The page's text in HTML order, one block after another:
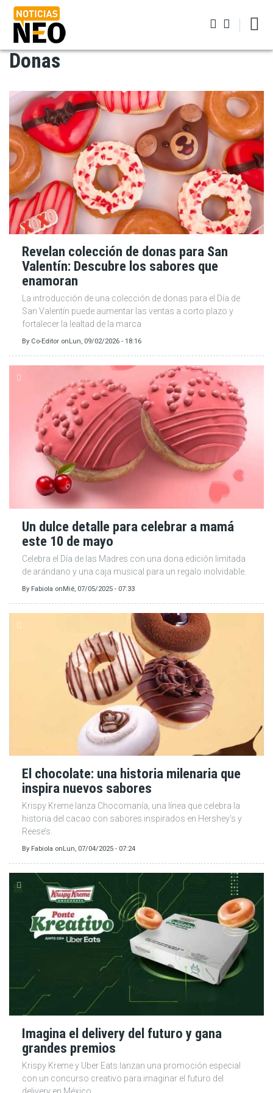
Pasar
contenido
principal
Donas
Revelan colección de donas para San
Valentín: Descubre los sabores que
enamoran
La introducción de una colección de donas para el Día de
San Valentín puede aumentar las ventas a corto plazo y
fortalecer la lealtad de la marca
By Co-Editor on Lun, 09/02/2026 - 18:16
Un dulce detalle para celebrar a mamá
este 10 de mayo
Celebra el Día de las Madres con una dona edición limitada
de arándano y una caja musical para un regalo inolvidable.
By Fabiola onMié, 07/05/2025 - 07:33
El chocolate: una historia milenaria que
inspira nuevos sabores
Krispy Kreme lanza Chocomanía, una línea que celebra la
historia del cacao con sabores inspirados en Hershey’s y
Reese’s.
By Fabiola onLun, 07/04/2025 - 07:24
Imagina el delivery del futuro y gana
grandes premios
Krispy Kreme y Uber Eats lanzan una promoción especial
con un concurso creativo para imaginar el futuro del